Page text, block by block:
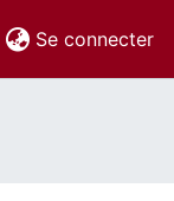
Se connecter